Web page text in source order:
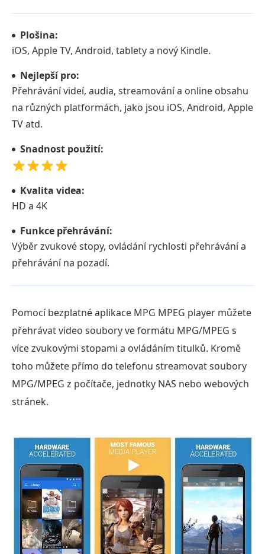
Plošina:
iOS, Apple TV, Android, tablety a nový Kindle.
Nejlepší pro:
Přehrávání videí, audia, streamování a online obsahu
na různých platformách, jako jsou iOS, Android, Apple
TV atd.
Snadnost použití:
Kvalita videa:
HD a 4K
Funkce přehrávání:
Výběr zvukové stopy, ovládání rychlosti přehrávání a
přehrávání na pozadí.
Pomocí bezplatné aplikace MPG MPEG player můžete
přehrávat video soubory ve formátu MPG/MPEG s
více zvukovými stopami a ovládáním titulků. Kromě
toho můžete přímo do telefonu streamovat soubory
MPG/MPEG z počítače, jednotky NAS nebo webových
stránek.